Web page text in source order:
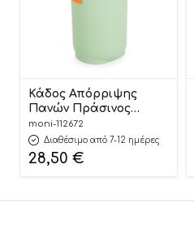
Κάδος Απόρριψης
Πανών Πράσινος
Nubbi Green Hygiene
Basket 3800146273279 –
Cangaroo
moni-112672
Διαθέσιμο από 7-12 ημέρες
28,50 €